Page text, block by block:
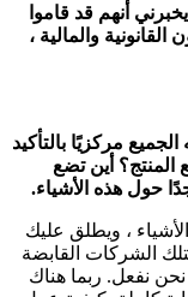
أنهم قد قاموا
والمالية ،
مركزيًا بالتأكيد
المنتج؟ أين تضع
حول هذه الأشياء.
، ويطلق عليك
الشركات القابضة
نفعل. ربما هناك